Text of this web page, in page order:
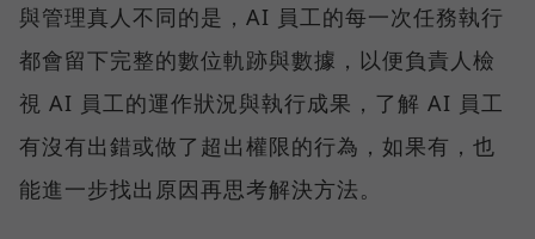
與管理真人不同的是，AI 員工的每一次任務執行
都會留下完整的數位軌跡與數據，以便負責人檢
視 AI 員工的運作狀況與執行成果，了解 AI 員工
有沒有出錯或做了超出權限的行為，如果有，也
能進一步找出原因再思考解決方法。